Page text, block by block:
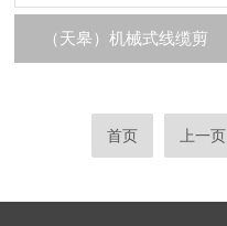
（天皋）机械式线缆剪
首页 上一页